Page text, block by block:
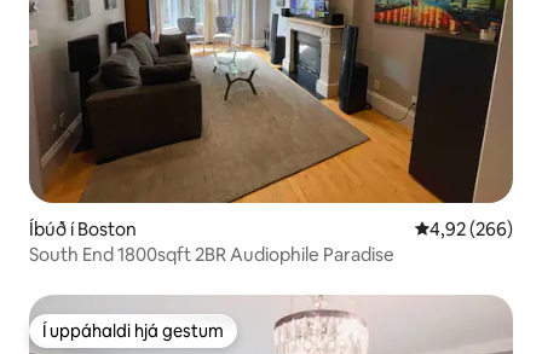
Íbúð í Boston 4,92 af 5 í
4,92 (266)
South End 1800sqft 2BR Audiophile Paradise
Í uppáhaldi hjá gestum
Í uppáhaldi hjá gestum